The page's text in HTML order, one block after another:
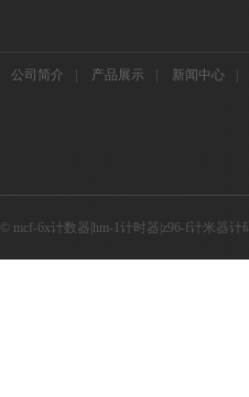
公司简介 产品展示 新闻中心
© mcf-6x计数器|hm-1计时器|z96-f计米器